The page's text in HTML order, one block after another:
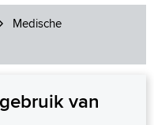
Medische
van